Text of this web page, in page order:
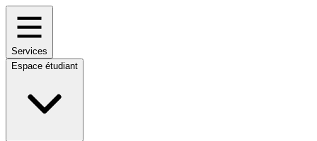
Services
Espace étudiant